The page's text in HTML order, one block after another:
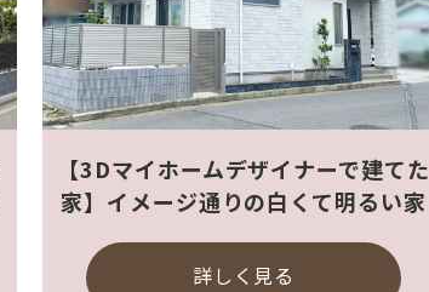
【3Dマイホームデザイナーで建てた
家】イメージ通りの白くて明るい家
詳しく見る